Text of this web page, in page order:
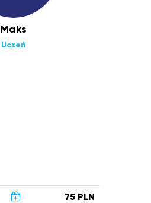
Maks
Uczeń
75 PLN